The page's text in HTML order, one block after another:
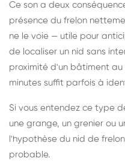
Ce son a deux
présence du frelon
ne le voie — utile pour
de localiser un nid sans
proximité d'un bâtiment
minutes suffit parfois à
Si vous entendez ce type
une grange, un grenier ou
l'hypothèse du nid de
probable.